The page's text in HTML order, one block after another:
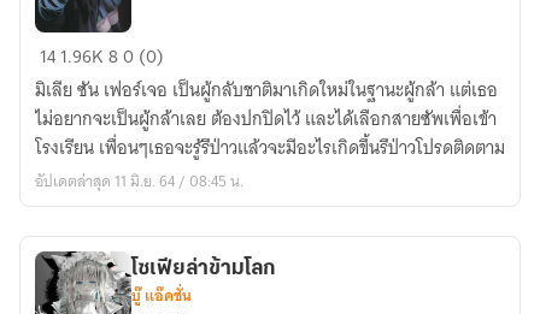
ผู้
กล้า
ที่
อยาก
จะ
เป็น
141.96K80 (0)
มิเลีย ซัน เฟอร์เจอ เป็นผู้กลับชาติมาเกิดใหม่ในฐานะผู้กล้า แต่เธอ
ไม่อยากจะเป็นผู้กล้าเลย ต้องปกปิดไว้ และได้เลือกสายซัพเพื่อเข้า
โรงเรียน เพื่อนๆเธอจะรู้รึป่าวแล้วจะมีอะไรเกิดขึ้นรึป่าวโปรดติดตาม
อัปเดตล่าสุด 11 มิ.ย. 64 / 08:45 น.
โซเฟียล่าข้ามโลก
บู๊ แอ๊คชั่น